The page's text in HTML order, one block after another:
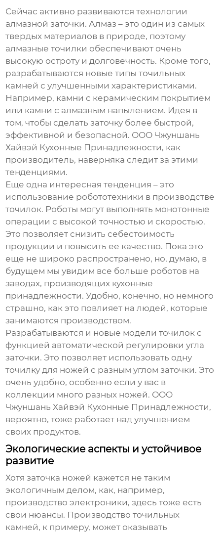
Сейчас активно развиваются технологии
алмазной заточки. Алмаз – это один из самых
твердых материалов в природе, поэтому
алмазные точилки обеспечивают очень
высокую остроту и долговечность. Кроме того,
разрабатываются новые типы точильных
камней с улучшенными характеристиками.
Например, камни с керамическим покрытием
или камни с алмазным напылением. Идея в
том, чтобы сделать заточку более быстрой,
эффективной и безопасной. ООО Чжуншань
Хайвэй Кухонные Принадлежности, как
производитель, наверняка следит за этими
тенденциями.
Еще одна интересная тенденция – это
использование робототехники в производстве
точилок. Роботы могут выполнять монотонные
операции с высокой точностью и скоростью.
Это позволяет снизить себестоимость
продукции и повысить ее качество. Пока это
еще не широко распространено, но, думаю, в
будущем мы увидим все больше роботов на
заводах, производящих кухонные
принадлежности. Удобно, конечно, но немного
страшно, как это повлияет на людей, которые
занимаются производством.
Разрабатываются и новые модели точилок с
функцией автоматической регулировки угла
заточки. Это позволяет использовать одну
точилку для ножей с разным углом заточки. Это
очень удобно, особенно если у вас в
коллекции много разных ножей. ООО
Чжуншань Хайвэй Кухонные Принадлежности,
вероятно, тоже работает над улучшением
своих продуктов.
Экологические аспекты и устойчивое
развитие
Хотя заточка ножей кажется не таким
экологичным делом, как, например,
производство электроники, здесь тоже есть
свои нюансы. Производство точильных
камней, к примеру, может оказывать